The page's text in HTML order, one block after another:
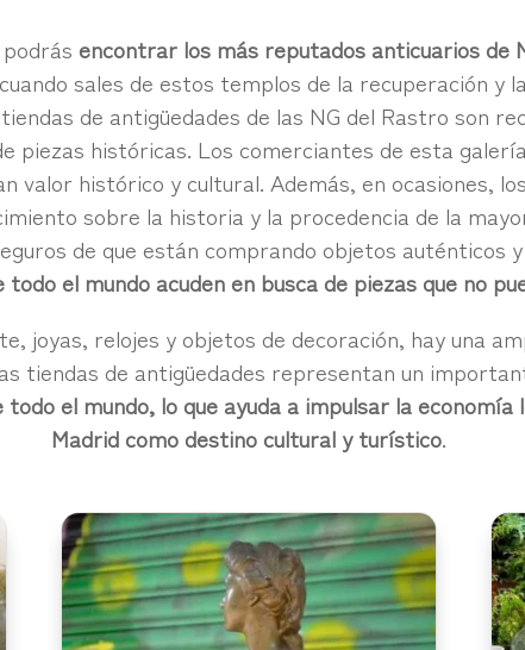
encontrar los más reputados anticuarios
sales de estos templos de la recuperación y
de antigüedades de las NG del Rastro son
piezas históricas. Los comerciantes de esta
valor histórico y cultural. Además, en ocasiones,
sobre la historia y la procedencia de la
de que están comprando objetos auténticos
el mundo acuden en busca de piezas que no
joyas, relojes y objetos de decoración, hay una
tiendas de antigüedades representan un
el mundo, lo que ayuda a impulsar la
Madrid como destino cultural y turístico.